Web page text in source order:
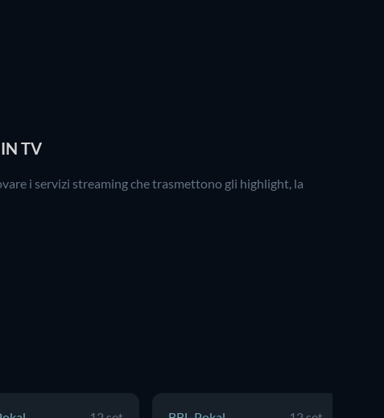
TV
i servizi streaming che trasmettono gli highlight, la